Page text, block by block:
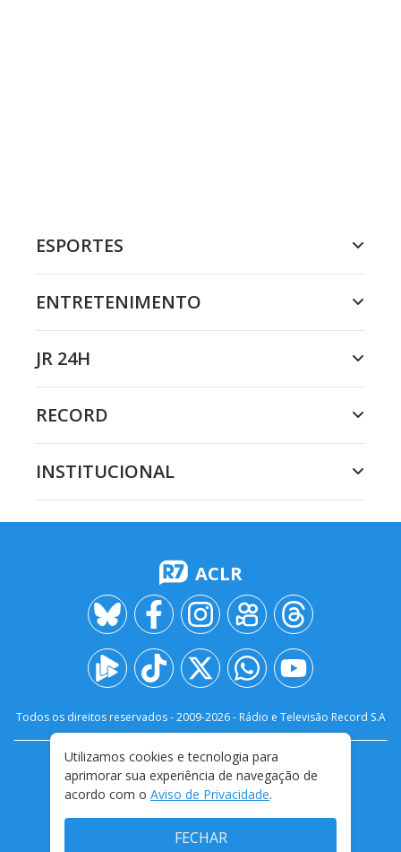
ESPORTES
ENTRETENIMENTO
JR 24H
RECORD
INSTITUCIONAL
ACLR
Todos os direitos reservados - 2009-2026- Rádio e Televisão Record S.A
FALE CONOSCO
PRIVACIDADE
TERMOS E CONDIÇÕES DE USO
Utilizamos cookies e tecnologia para
aprimorar sua experiência de navegação de
acordo com o Aviso de Privacidade.
FECHAR